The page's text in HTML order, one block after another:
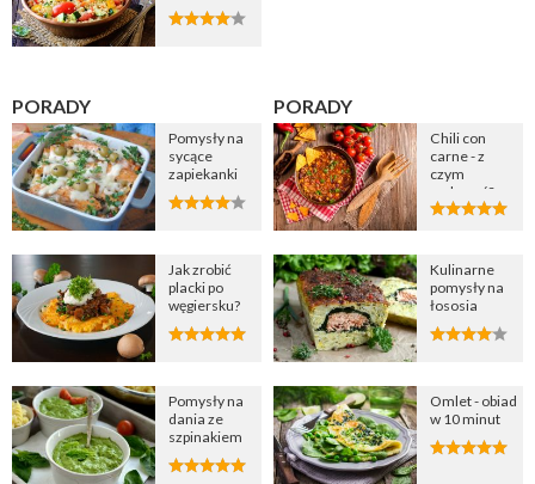
PORADY
Pomysły na
sycące
zapiekanki
Jak zrobić
placki po
węgiersku?
Pomysły na
dania ze
szpinakiem
PORADY
Chili con
carne - z
czym
podawać?
Kulinarne
pomysły na
łososia
Omlet - obiad
w 10 minut